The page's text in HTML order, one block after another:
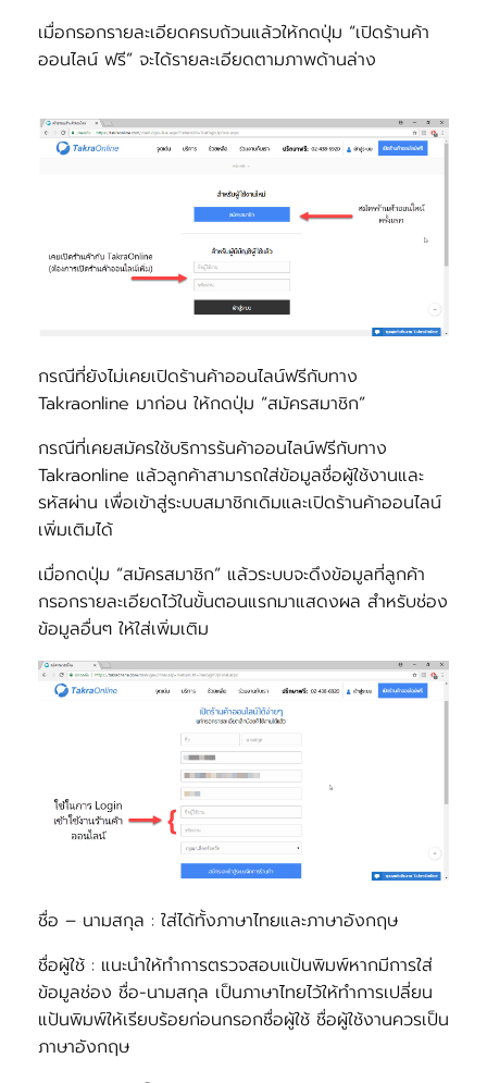
เมื่อกรอกรายละเอียดครบถ้วนแล้วให้กดปุ่ม “เปิดร้านค้า
ออนไลน์ ฟรี” จะได้รายละเอียดตามภาพด้านล่าง
กรณีที่ยังไม่เคยเปิดร้านค้าออนไลน์ฟรีกับทาง
Takraonline มาก่อน ให้กดปุ่ม “สมัครสมาชิก”
กรณีที่เคยสมัครใช้บริการร้นค้าออนไลน์ฟรีกับทาง
Takraonline แล้วลูกค้าสามารถใส่ข้อมูลชื่อผู้ใช้งานและ
รหัสผ่าน เพื่อเข้าสู่ระบบสมาชิกเดิมและเปิดร้านค้าออนไลน์
เพิ่มเติมได้
เมื่อกดปุ่ม “สมัครสมาชิก” แล้วระบบจะดึงข้อมูลที่ลูกค้า
กรอกรายละเอียดไว้ในขั้นตอนแรกมาแสดงผล สำหรับช่อง
ข้อมูลอื่นๆ ให้ใส่เพิ่มเติม
ชื่อ – นามสกุล : ใส่ได้ทั้งภาษาไทยและภาษาอังกฤษ
ชื่อผู้ใช้ : แนะนำให้ทำการตรวจสอบแป้นพิมพ์หากมีการใส่
ข้อมูลช่อง ชื่อ-นามสกุล เป็นภาษาไทยไว้ให้ทำการเปลี่ยน
แป้นพิมพ์ให้เรียบร้อยก่อนกรอกชื่อผู้ใช้ ชื่อผู้ใช้งานควรเป็น
ภาษาอังกฤษ